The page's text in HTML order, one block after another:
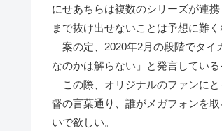
にせあちらは複数のシリーズが連
まで抜け出せないことは予想に難く
案の定、2020年2月の段階でタイ
なのかは解らない」と発言してい
この際、オリジナルのファンに
督の言葉通り、誰がメガフォンを
いで欲しい。